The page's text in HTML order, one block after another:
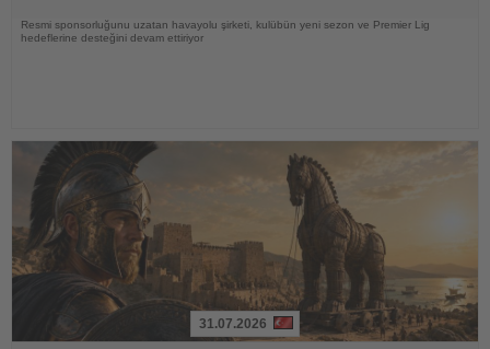
Resmi sponsorluğunu uzatan havayolu şirketi, kulübün yeni sezon ve Premier Lig
hedeflerine desteğini devam ettiriyor
31.07.2026